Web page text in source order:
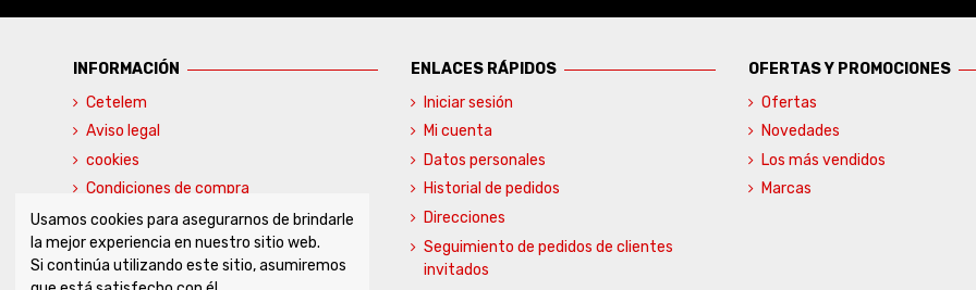
INFORMACIÓN
Cetelem
Aviso legal
cookies
Condiciones de compra
Contacte con nosotros
ENLACES RÁPIDOS
Iniciar sesión
Mi cuenta
Datos personales
Historial de pedidos
Direcciones
Seguimiento de pedidos de clientes
invitados
OFERTAS Y PROMOCIONES
Ofertas
Novedades
Los más vendidos
Marcas
Usamos cookies para asegurarnos de brindarle
la mejor experiencia en nuestro sitio web.
Si continúa utilizando este sitio, asumiremos